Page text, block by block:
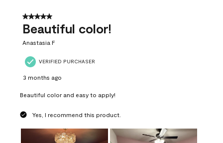
5 out of 5 stars.
Beautiful color!
Anastasia F
VERIFIED PURCHASER
3 months ago
Beautiful color and easy to apply!
Yes, I recommend this product.